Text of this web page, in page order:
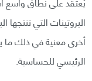
البروتينات التي
أخرى معنية في ذلك ما
الرئيسي للحساسية.